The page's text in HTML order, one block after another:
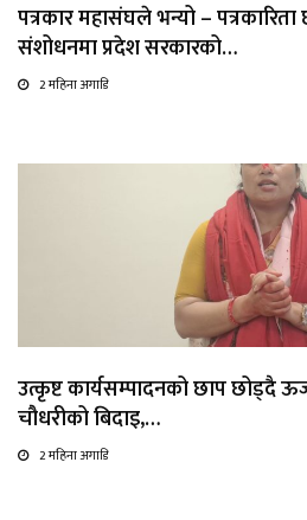
पत्रकार महासंघले भन्यो – पत्रकारिता
संशोधनमा प्रदेश सरकारको…
2 महिना अगाडि
उत्कृष्ट कार्यसम्पादनको छाप छोड्दै
चौधरीको बिदाइ,…
2 महिना अगाडि